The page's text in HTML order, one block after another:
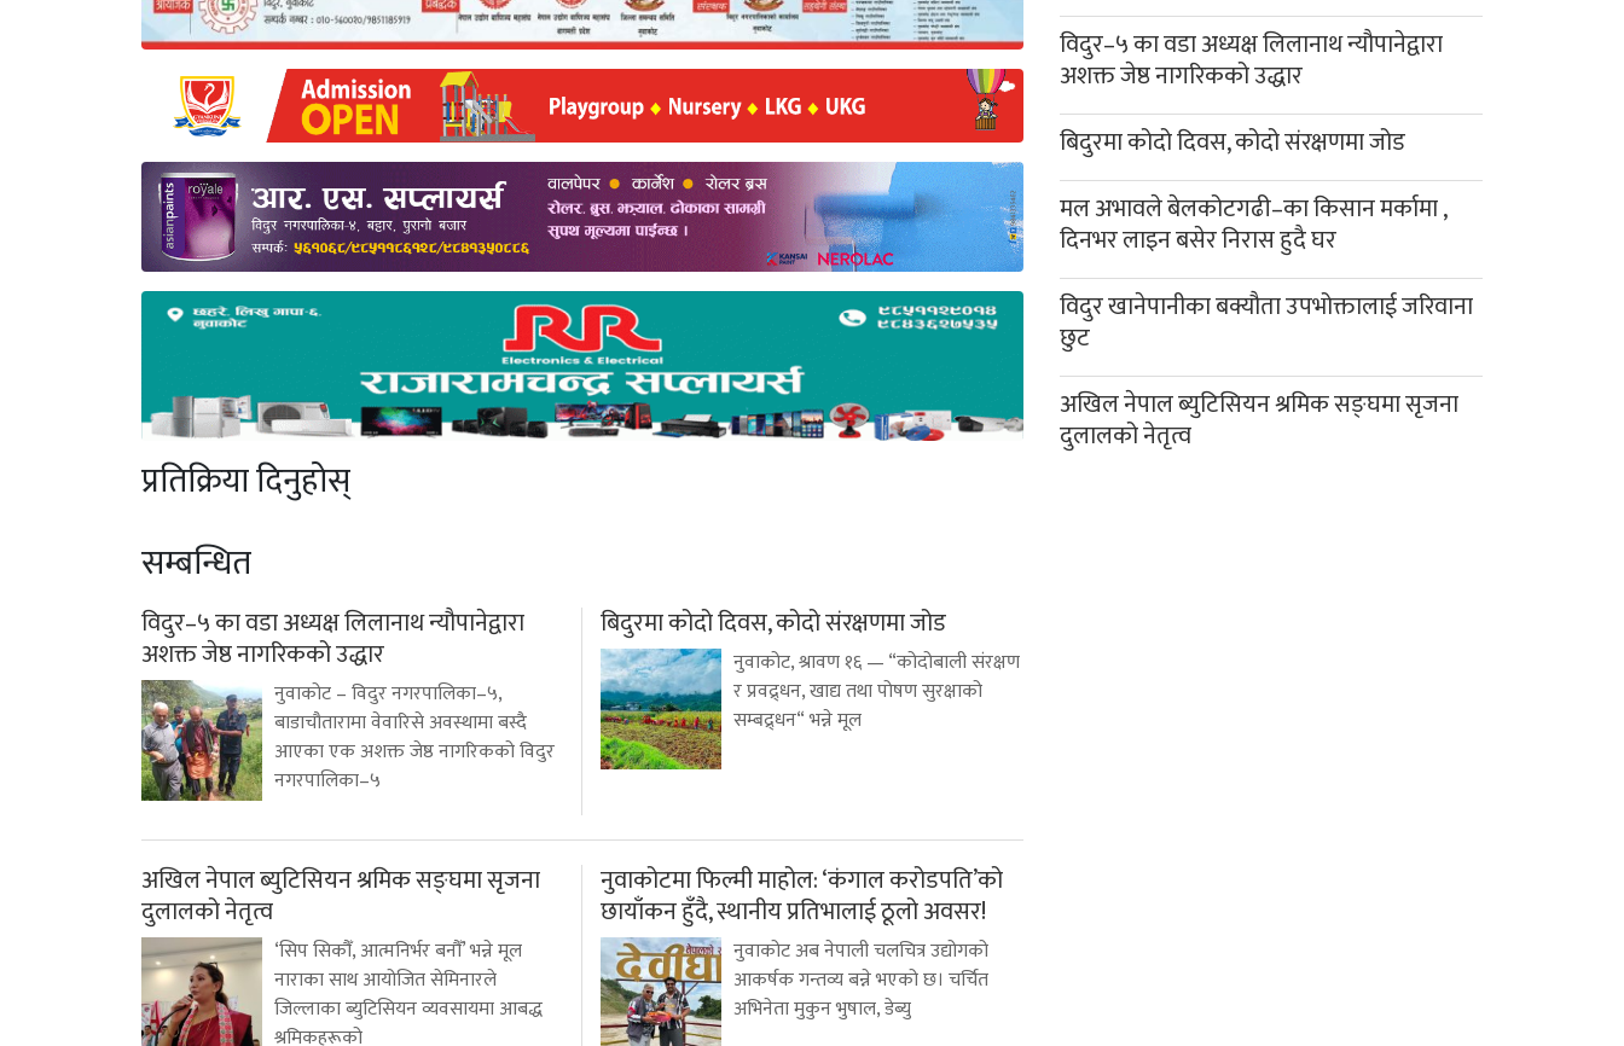
प्रतिक्रिया दिनुहोस्
सम्बन्धित
विदुर–५ का वडा अध्यक्ष लिलानाथ न्यौपानेद्वारा
अशक्त जेष्ठ नागरिकको उद्धार
नुवाकोट – विदुर नगरपालिका–५,
बाडाचौतारामा वेवारिसे अवस्थामा बस्दै
आएका एक अशक्त जेष्ठ नागरिकको विदुर
नगरपालिका–५
बिदुरमा कोदो दिवस, कोदो संरक्षणमा जोड
नुवाकोट, श्रावण १६ — “कोदोबाली संरक्षण
र प्रवद्र्धन, खाद्य तथा पोषण सुरक्षाको
सम्बद्र्धन“ भन्ने मूल
अखिल नेपाल ब्युटिसियन श्रमिक सङ्घमा सृजना
दुलालको नेतृत्व
‘सिप सिकौँ, आत्मनिर्भर बनौँ’ भन्ने मूल
नाराका साथ आयोजित सेमिनारले
जिल्लाका ब्युटिसियन व्यवसायमा आबद्ध
श्रमिकहरूको
नुवाकोटमा फिल्मी माहोल: ‘कंगाल करोडपति’को
छायाँकन हुँदै, स्थानीय प्रतिभालाई ठूलो अवसर!
नुवाकोट अब नेपाली चलचित्र उद्योगको
आकर्षक गन्तव्य बन्ने भएको छ। चर्चित
अभिनेता मुकुन भुषाल, डेब्यु
विदुर–५ का वडा अध्यक्ष लिलानाथ न्यौपानेद्वारा
अशक्त जेष्ठ नागरिकको उद्धार
बिदुरमा कोदो दिवस, कोदो संरक्षणमा जोड
मल अभावले बेलकोटगढी–का किसान मर्कामा ,
दिनभर लाइन बसेर निरास हुदै घर
विदुर खानेपानीका बक्यौता उपभोक्तालाई जरिवाना
छुट
अखिल नेपाल ब्युटिसियन श्रमिक सङ्घमा सृजना
दुलालको नेतृत्व